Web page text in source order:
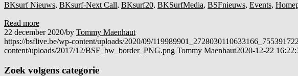
BKsurf Nieuws, BKsurf-Next Call, BKsurf20, BKSurfMedia, BSFnieuws, Events,
Read more
22 december 2020/by Tommy Maenhaut
https://bsflive.be/wp-content/uploads/2020/09/
content/uploads/2017/12/BSF_bw_border_PNG.png Tommy Maenhaut2020-12-22
Zoek volgens categorie